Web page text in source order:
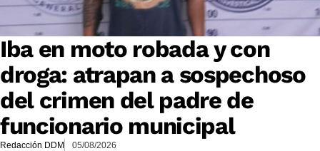
Iba en moto robada y con
droga: atrapan a sospechoso
del crimen del padre de
funcionario municipal
Redacción DDM 05/08/2026